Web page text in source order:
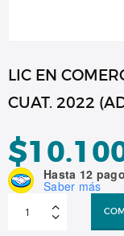
LIC EN
CUAT. 2022
$
Hasta 12
Saber más
COMERCIALIZACIÓN.